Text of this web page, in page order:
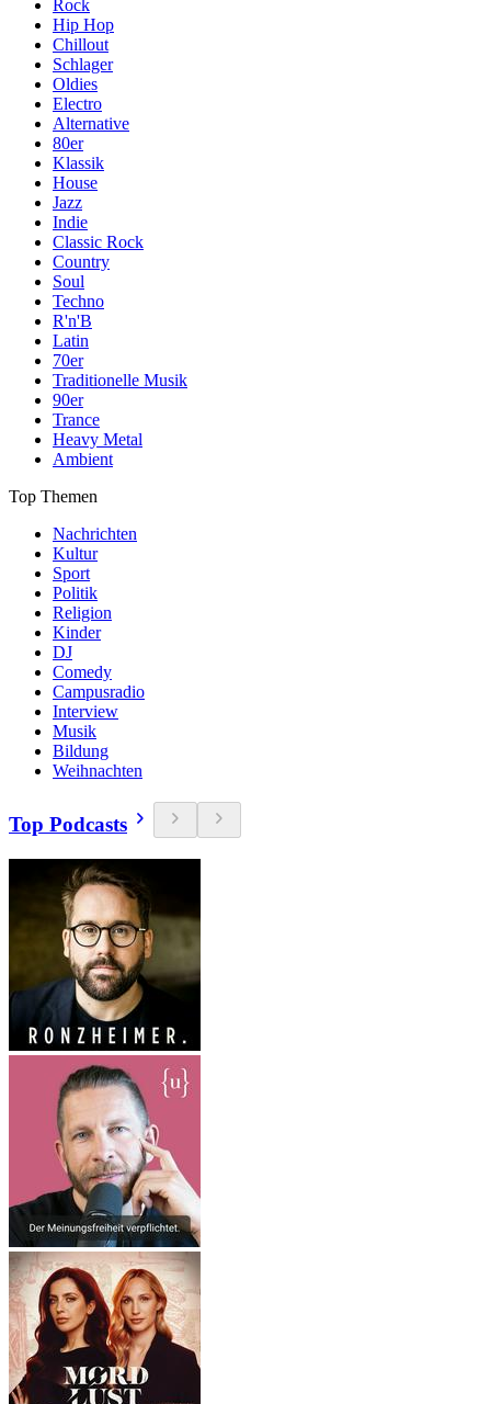
Rock
Hip Hop
Chillout
Schlager
Oldies
Electro
Alternative
80er
Klassik
House
Jazz
Indie
Classic Rock
Country
Soul
Techno
R'n'B
Latin
70er
Traditionelle Musik
90er
Trance
Heavy Metal
Ambient
Top Themen
Nachrichten
Kultur
Sport
Politik
Religion
Kinder
DJ
Comedy
Campusradio
Interview
Musik
Bildung
Weihnachten
Top Podcasts